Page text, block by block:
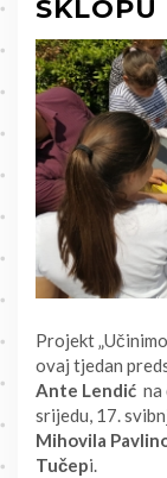
SKLOPU
Projekt
ovaj tjedan
Ante Lendić na
srijedu, 17.
Mihovila
Tučepi.